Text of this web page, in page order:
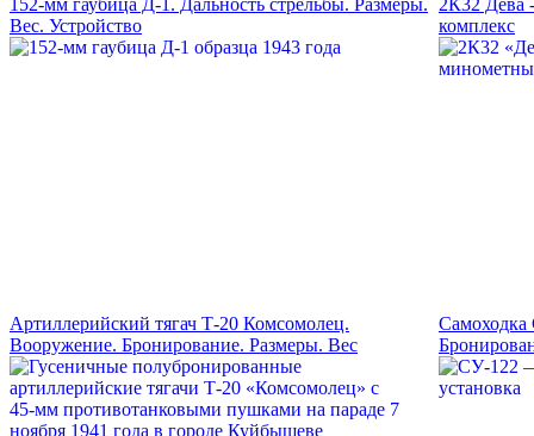
Вес. Устройство
комплекс
Артиллерийский тягач Т-20 Комсомолец.
Вооружение. Бронирование. Размеры. Вес